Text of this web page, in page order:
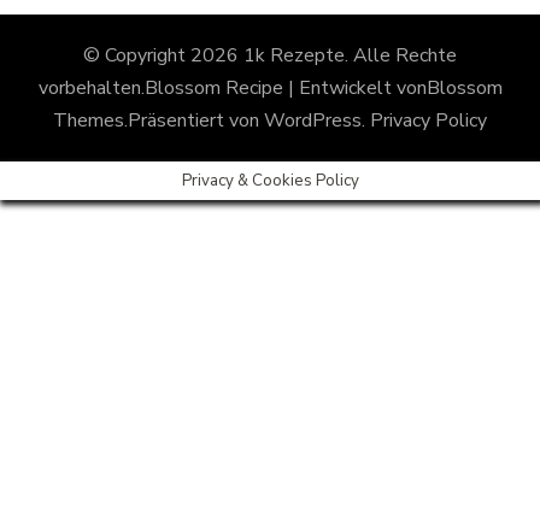
© Copyright 2026 1k Rezepte. Alle Rechte
vorbehalten.Blossom Recipe | Entwickelt vonBlossom
Themes.Präsentiert von WordPress. Privacy Policy
Privacy & Cookies Policy